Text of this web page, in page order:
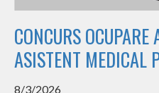
CONCURS
ASISTENT MEDICAL
8/3/2026